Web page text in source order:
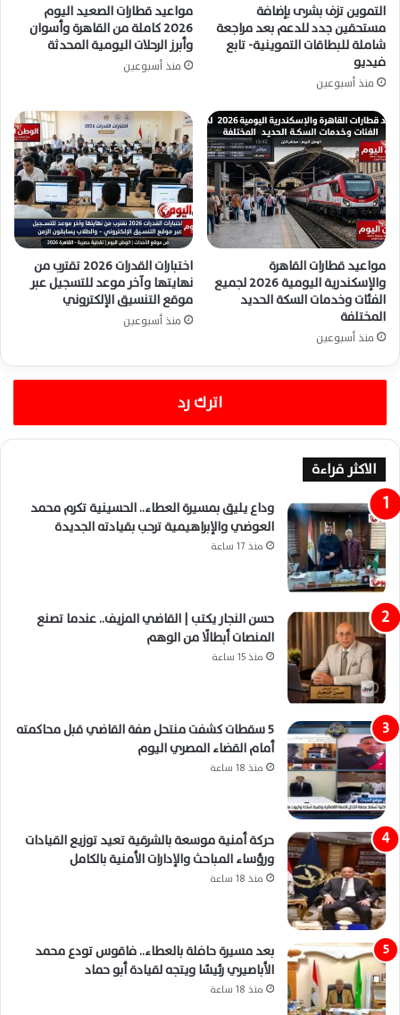
التموين تزف بشرى بإضافة
مستحقين جدد للدعم بعد مراجعة
شاملة للبطاقات التموينية- تابع
فيديو
منذ أسبوعين
مواعيد قطارات الصعيد اليوم
2026 كاملة من القاهرة وأسوان
وأبرز الرحلات اليومية المحدثة
منذ أسبوعين
مواعيد قطارات القاهرة
والإسكندرية اليومية 2026 لجميع
الفئات وخدمات السكة الحديد
المختلفة
منذ أسبوعين
اختبارات القدرات 2026 تقترب من
نهايتها وآخر موعد للتسجيل عبر
موقع التنسيق الإلكتروني
منذ أسبوعين
اترك رد
الاكثر قراءة
وداع يليق بمسيرة العطاء.. الحسينية تكرم محمد
العوضي والإبراهيمية ترحب بقيادته الجديدة
منذ 17 ساعة
حسن النجار يكتب | القاضي المزيف.. عندما تصنع
المنصات أبطالًا من الوهم
منذ 15 ساعة
5 سقطات كشفت منتحل صفة القاضي قبل محاكمته
أمام القضاء المصري اليوم
منذ 18 ساعة
حركة أمنية موسعة بالشرقية تعيد توزيع القيادات
ورؤساء المباحث والإدارات الأمنية بالكامل
منذ 18 ساعة
بعد مسيرة حافلة بالعطاء.. فاقوس تودع محمد
الأباصيري رئيسًا ويتجه لقيادة أبو حماد
منذ 18 ساعة